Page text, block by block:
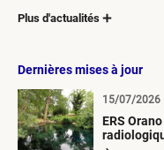
Plus d'actualités
Dernières mises à jour
ERS
15/07/2026